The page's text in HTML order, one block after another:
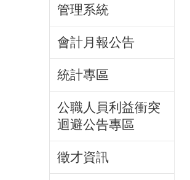
管理系統
會計月報公告
統計專區
公職人員利益衝突
迴避公告專區
徵才資訊